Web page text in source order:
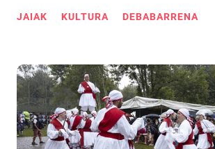
JAIAK KULTURA DEBABARRENA